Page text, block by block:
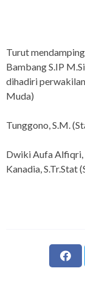
Turut
Bambang S.IP
dihadiri
Muda)
Tunggono, S.M.
Dwiki Aufa Alfiqri,
Kanadia, S.Tr.Stat